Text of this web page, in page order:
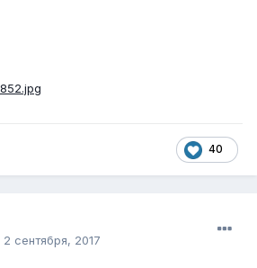
40
2 сентября, 2017